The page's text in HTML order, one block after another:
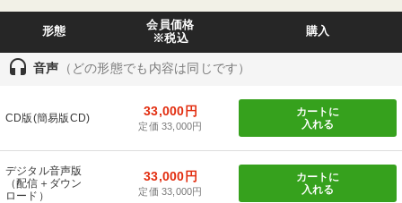
形態
会員価格
※税込
購入
headset 音声 （どの形態でも内容は同じです）
CD版(簡易版CD) 33,000円
定価 33,000円
カートに
入れる
デジタル音声版
（配信＋ダウン
ロード）
33,000円
定価 33,000円
カートに
入れる